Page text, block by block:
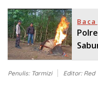
Penulis: Tarmizi Editor: Red